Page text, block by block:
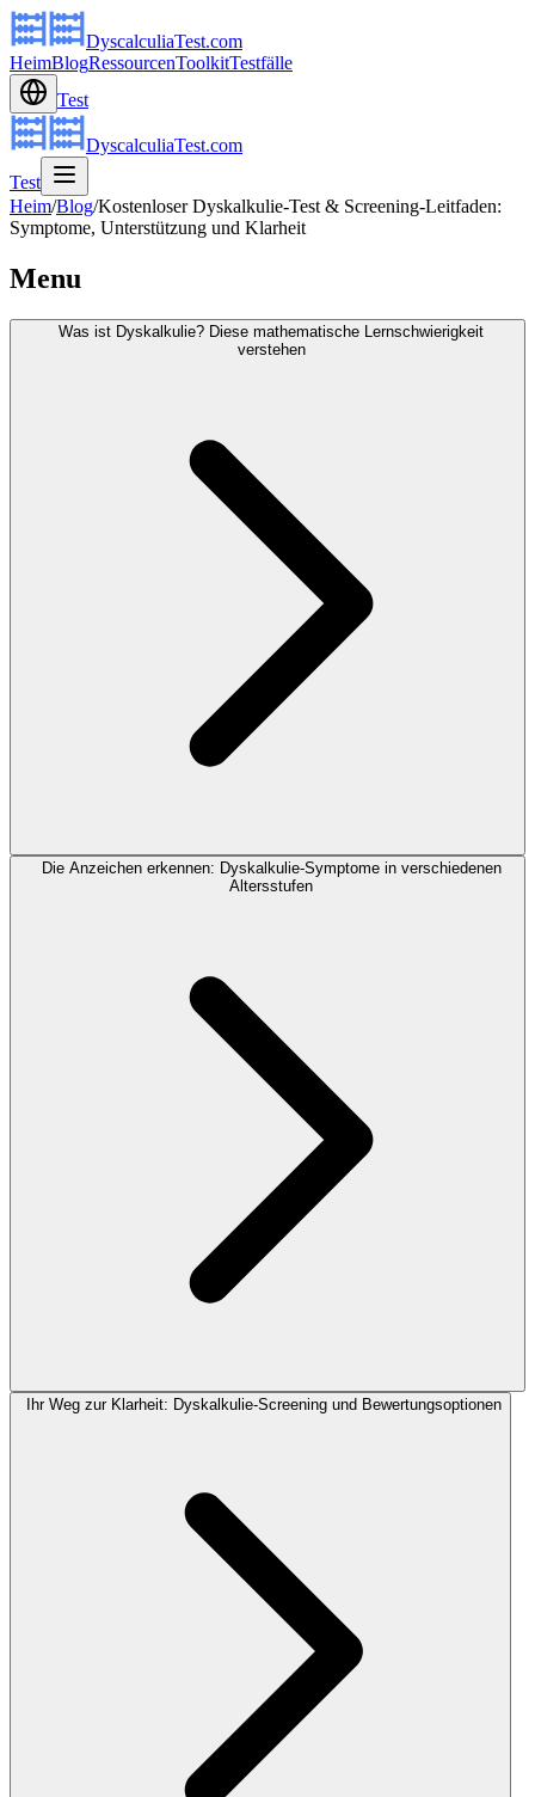
DyscalculiaTest.com
HeimBlogRessourcenToolkitTestfälle
Test
DyscalculiaTest.com
Test
Heim/Blog/Kostenloser Dyskalkulie-Test & Screening-Leitfaden:
Symptome, Unterstützung und Klarheit
Menu
Was ist Dyskalkulie? Diese mathematische Lernschwierigkeit
verstehen
Die Anzeichen erkennen: Dyskalkulie-Symptome in verschiedenen
Altersstufen
Ihr Weg zur Klarheit: Dyskalkulie-Screening und Bewertungsoptionen